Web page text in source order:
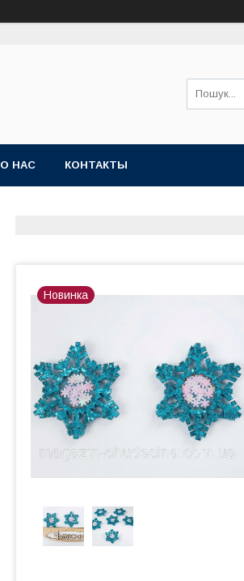
О НАС КОНТАКТЫ
Новинка